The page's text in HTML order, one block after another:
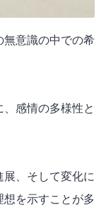
無意識の中での希
感情の多様性と
、そして変化に
想を示すことが多